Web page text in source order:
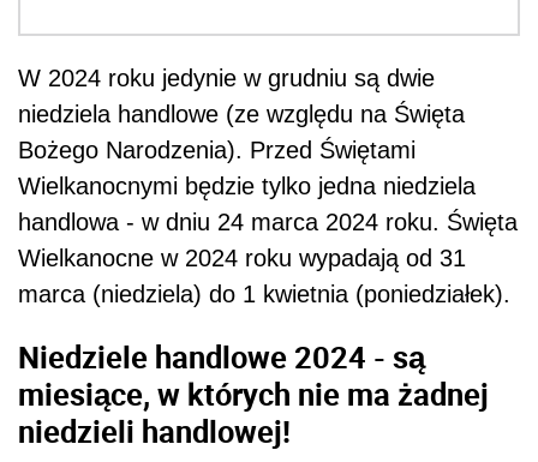
W 2024 roku jedynie w grudniu są dwie
niedziela handlowe (ze względu na Święta
Bożego Narodzenia). Przed Świętami
Wielkanocnymi będzie tylko jedna niedziela
handlowa - w dniu 24 marca 2024 roku. Święta
Wielkanocne w 2024 roku wypadają od 31
marca (niedziela) do 1 kwietnia (poniedziałek).
Niedziele handlowe 2024 - są
miesiące, w których nie ma żadnej
niedzieli handlowej!